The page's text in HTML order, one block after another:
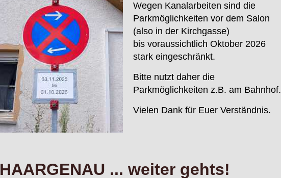
Wegen Kanalarbeiten sind die
Parkmöglichkeiten vor dem Salon
(also in der Kirchgasse)
bis voraussichtlich Oktober 2026
stark eingeschränkt.
Bitte nutzt daher die
Parkmöglichkeiten z.B. am Bahnhof.
Vielen Dank für Euer Verständnis.
HAARGENAU ... weiter gehts!